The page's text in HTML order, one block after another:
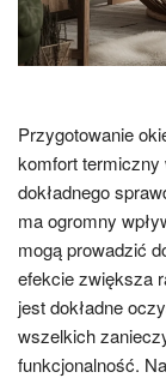
Przygotowanie
komfort
dokładnego
ma ogromny
mogą prowadzić
efekcie zwiększa
jest dokładne
wszelkich
funkcjonalność.